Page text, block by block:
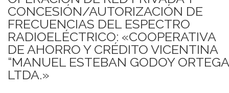
CONCESIÓN/AUTORIZACIÓN DE
FRECUENCIAS DEL ESPECTRO
RADIOELÉCTRICO: «COOPERATIVA
DE AHORRO Y CRÉDITO VICENTINA
“MANUEL ESTEBAN GODOY ORTEGA
LTDA.»